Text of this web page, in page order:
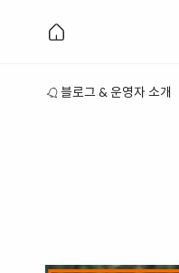
블로그 & 운영자 소개